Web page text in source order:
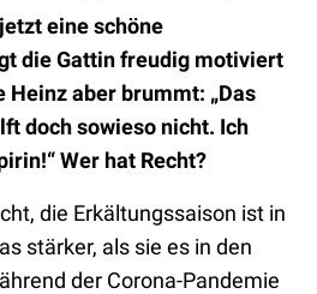
eine schöne
die Gattin freudig motiviert
Heinz aber brummt: „Das
doch sowieso nicht. Ich
Wer hat Recht?
die Erkältungssaison ist in
stärker, als sie es in den
der Corona-Pandemie